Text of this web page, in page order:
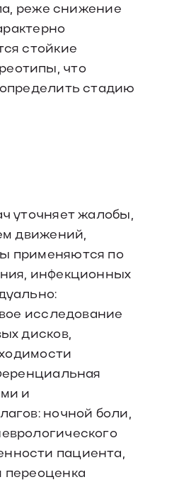
реже снижение
стойкие
что
стадию
уточняет жалобы,
движений,
применяются по
инфекционных
исследование
дисков,
и
ночной боли,
пациента,
переоценка